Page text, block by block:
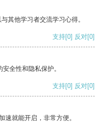
其他学习者交流学习心得。
支持[0] 反对[0]
全性和隐私保护。
支持[0] 反对[0]
速就能开启，非常方便。